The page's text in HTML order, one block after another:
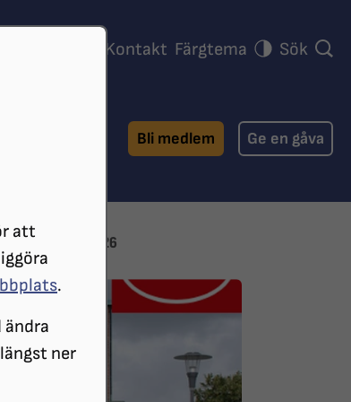
att
.
ändra
ner
Kontakt Färgtema Sök
Bli medlem Ge en gåva
VÅREN 2026